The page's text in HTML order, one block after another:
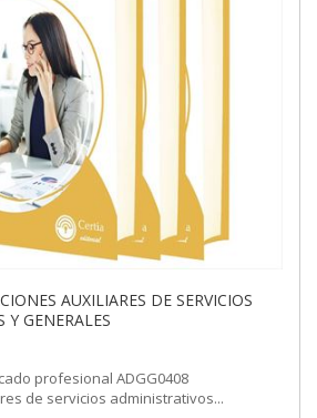
AUXILIARES DE SERVICIOS
GENERALES
profesional ADGG0408
de servicios administrativos...